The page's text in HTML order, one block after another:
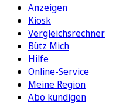
Anzeigen
Kiosk
Vergleichsrechner
Bütz Mich
Hilfe
Online-Service
Meine Region
Abo kündigen